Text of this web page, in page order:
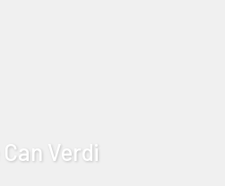
Verdi